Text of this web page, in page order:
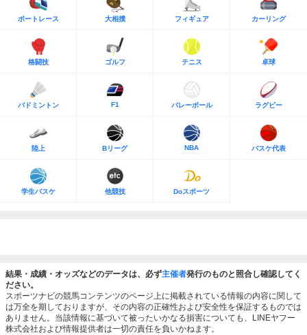
ボートレース 大相撲 フィギュア カーリング
格闘技 ゴルフ テニス 卓球
バドミントン F1 バレーボール ラグビー
陸上 Bリーグ NBA バスケ代表
学生バスケ 他競技 Doスポーツ
結果・成績・オッズなどのデータは、必ず主催者発行のものと照合し確認してく
ださい。
スポーツナビの競馬コンテンツのページ上に掲載されている情報の内容に関して
は万全を期しておりますが、その内容の正確性および安全性を保証するものでは
ありません。当該情報に基づいて被ったいかなる損害についても、LINEヤフー
株式会社および情報提供者は一切の責任を負いかねます。